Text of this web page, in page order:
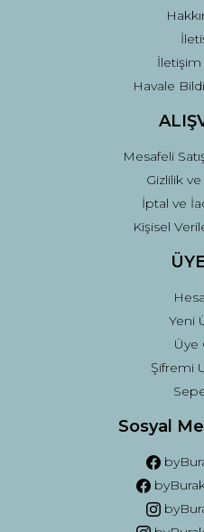
Havale
Mesafeli
Gizlilik
İptal ve
Kişisel
Yeni
Üye
Şifremi
Sosyal